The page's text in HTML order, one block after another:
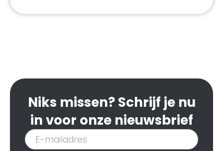
Niks missen? Schrijf je nu
in voor onze nieuwsbrief
Inschrijven
nieuwsbrief